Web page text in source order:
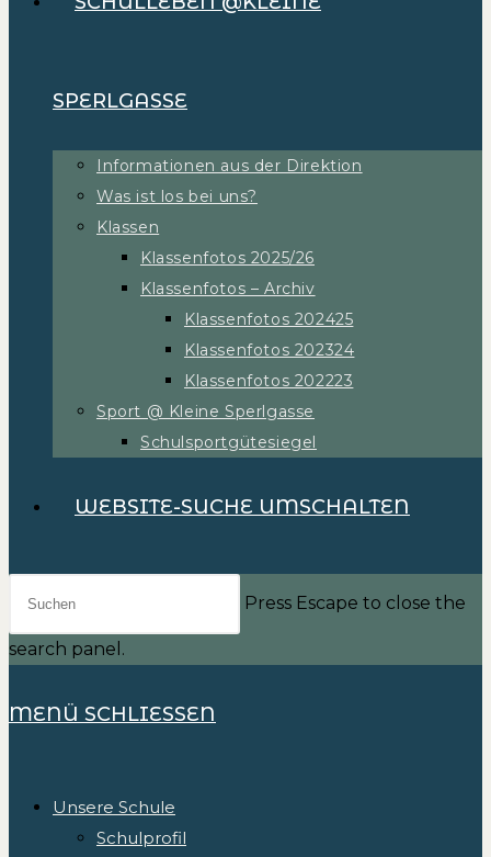
SPERLGASSE
Informationen aus der Direktion
Was ist los bei uns?
Klassen
Klassenfotos 2025/26
Klassenfotos – Archiv
Klassenfotos 202425
Klassenfotos 202324
Klassenfotos 202223
Sport @ Kleine Sperlgasse
Schulsportgütesiegel
WEBSITE-SUCHE UMSCHALTEN
Press Escape to close the
search panel.
MENÜ SCHLIESSEN
Unsere Schule
Schulprofil